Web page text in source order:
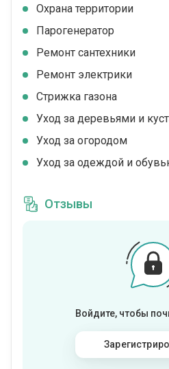
Охрана территории
Парогенератор
Ремонт сантехники
Ремонт электрики
Стрижка газона
Уход за деревьями и
Уход за огородом
Уход за одеждой и
Отзывы
Войдите, чтобы